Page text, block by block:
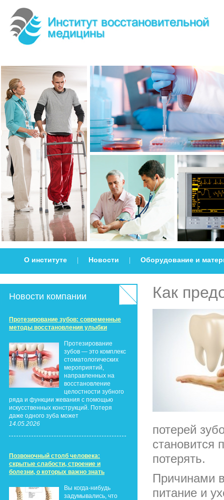
О институте Новости Оборудование и
Новости компании
Протезирование зубов: современные
методы восстановления улыбки
Протезирование
зубов — это комплекс
стоматологических
мероприятий,
направленных на
восстановление
целостности зубного
ряда и функции жевания с помощью
искусственных конструкций. Потеря
даже одного зуба может
14.05.2026
Позвоночный столб человека:
скрытые слабости, строение и
болезни, о которых важно знать
Вы когда-нибудь
задумывались, что
Как
потерей
становится
потерять.
Причинами
питание и